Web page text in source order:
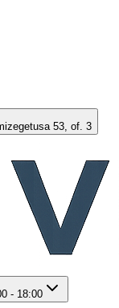
53, of. 3
- 18:00